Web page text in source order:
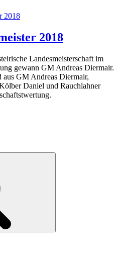
2018
2018
Landesmeisterschaft im
gewann GM Andreas Diermair.
aus GM Andreas Diermair,
Daniel und Rauchlahner